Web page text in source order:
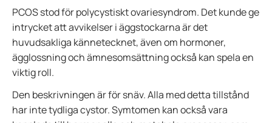
PCOS stod för polycystiskt ovariesyndrom. Det kunde ge
intrycket att avvikelser i äggstockarna är det
huvudsakliga kännetecknet, även om hormoner,
ägglossning och ämnesomsättning också kan spela en
viktig roll.
Den beskrivningen är för snäv. Alla med detta tillstånd
har inte tydliga cystor. Symtomen kan också vara